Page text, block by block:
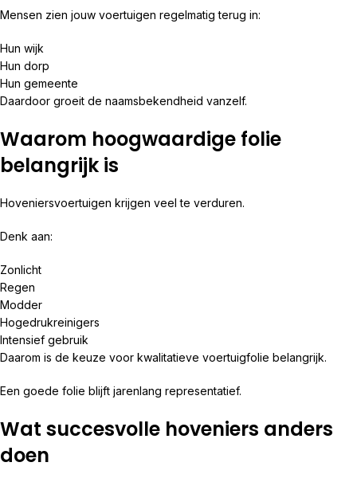
Mensen zien jouw voertuigen regelmatig terug in:
Hun wijk
Hun dorp
Hun gemeente
Daardoor groeit de naamsbekendheid vanzelf.
Waarom hoogwaardige folie
belangrijk is
Hoveniersvoertuigen krijgen veel te verduren.
Denk aan:
Zonlicht
Regen
Modder
Hogedrukreinigers
Intensief gebruik
Daarom is de keuze voor kwalitatieve voertuigfolie belangrijk.
Een goede folie blijft jarenlang representatief.
Wat succesvolle hoveniers anders
doen